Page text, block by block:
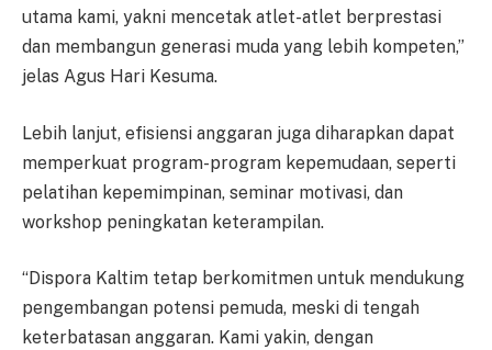
utama kami, yakni mencetak atlet-atlet berprestasi
dan membangun generasi muda yang lebih kompeten,”
jelas Agus Hari Kesuma.
Lebih lanjut, efisiensi anggaran juga diharapkan dapat
memperkuat program-program kepemudaan, seperti
pelatihan kepemimpinan, seminar motivasi, dan
workshop peningkatan keterampilan.
“Dispora Kaltim tetap berkomitmen untuk mendukung
pengembangan potensi pemuda, meski di tengah
keterbatasan anggaran. Kami yakin, dengan